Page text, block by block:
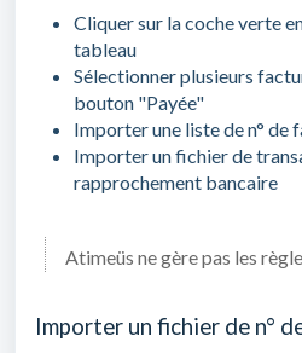
Cliquer sur la coche verte
tableau
Sélectionner plusieurs
bouton "Payée"
Importer une liste de n° de
Importer un fichier de
rapprochement bancaire
Atimeüs ne gère pas les
Importer un fichier de n°